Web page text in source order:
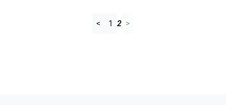
< 1 2 >